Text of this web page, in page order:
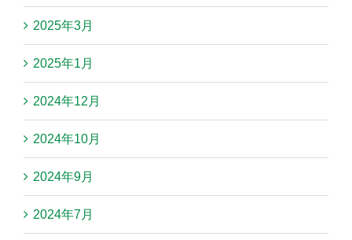
2025年3月
2025年1月
2024年12月
2024年10月
2024年9月
2024年7月